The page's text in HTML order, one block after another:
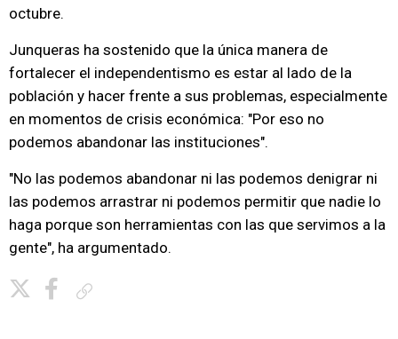
octubre.
Junqueras ha sostenido que la única manera de
fortalecer el independentismo es estar al lado de la
población y hacer frente a sus problemas, especialmente
en momentos de crisis económica: "Por eso no
podemos abandonar las instituciones".
"No las podemos abandonar ni las podemos denigrar ni
las podemos arrastrar ni podemos permitir que nadie lo
haga porque son herramientas con las que servimos a la
gente", ha argumentado.